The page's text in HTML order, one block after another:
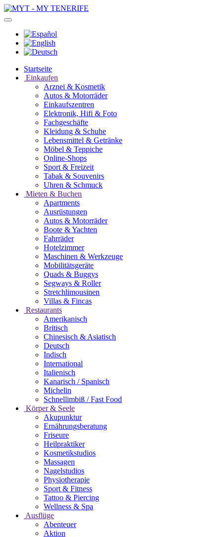
Startseite
Einkaufen
Arznei & Kosmetik
Autos & Motorräder
Einkaufszentren
Elektronik, Hifi & Foto
Fachgeschäfte
Kleidung & Schuhe
Lebensmittel & Getränke
Möbel & Teppiche
Online-Shops
Sport & Freizeit
Tabak & Souvenirs
Uhren & Schmuck
Mieten & Buchen
Apartments
Ausrüstungen
Autos & Motorräder
Boote & Yachten
Fahrräder
Hotelzimmer
Maschinen & Werkzeuge
Mobilitätsgeräte
Quads & Buggys
Segways & Roller
Stretchlimousinen
Villas & Fincas
Restaurants
Amerikanisch
Britisch
Chinesisch & Asiatisch
Deutsch
Indisch
International
Italienisch
Kanarisch / Spanisch
Michelin
Schnellimbiß / Fast Food
Körper & Seele
Akupunktur
Ernährungsberatung
Friseure
Heilpraktiker
Kosmetikstudios
Massagen
Nagelstudios
Physiotherapie
Sport & Fitness
Tattoo & Piercing
Wellness & Spa
Ausflüge
Abenteuer
Aktion